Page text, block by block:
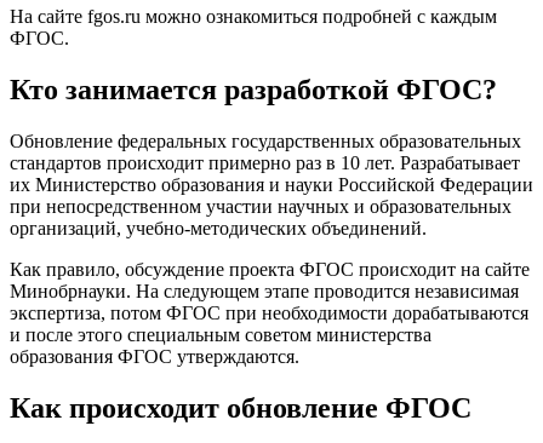
На сайте fgos.ru можно ознакомиться подробней с каждым
ФГОС.
Кто занимается разработкой ФГОС?
Обновление федеральных государственных образовательных
стандартов происходит примерно раз в 10 лет. Разрабатывает
их Министерство образования и науки Российской Федерации
при непосредственном участии научных и образовательных
организаций, учебно-методических объединений.
Как правило, обсуждение проекта ФГОС происходит на сайте
Минобрнауки. На следующем этапе проводится независимая
экспертиза, потом ФГОС при необходимости дорабатываются
и после этого специальным советом министерства
образования ФГОС утверждаются.
Как происходит обновление ФГОС